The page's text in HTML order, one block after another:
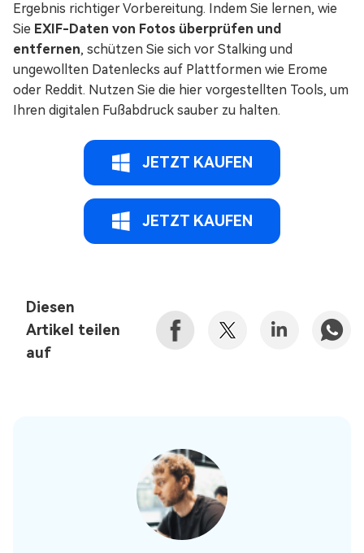
Ergebnis richtiger Vorbereitung. Indem Sie lernen, wie
Sie EXIF-Daten von Fotos überprüfen und
entfernen, schützen Sie sich vor Stalking und
ungewollten Datenlecks auf Plattformen wie Erome
oder Reddit. Nutzen Sie die hier vorgestellten Tools, um
Ihren digitalen Fußabdruck sauber zu halten.
JETZT KAUFEN
JETZT KAUFEN
Diesen
Artikel teilen
auf